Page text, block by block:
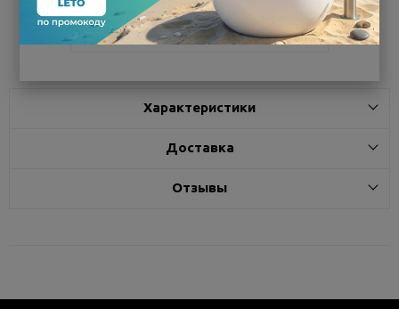
Поделиться
Характеристики
Доставка
Отзывы